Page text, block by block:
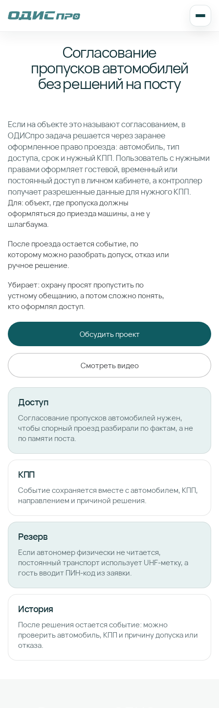
Согласование
пропусков автомобилей
без решений на посту
Если на объекте это называют согласованием, в
ОДИСпро задача решается через заранее
оформленное право проезда: автомобиль, тип
доступа, срок и нужный КПП. Пользователь с нужными
правами оформляет гостевой, временный или
постоянный доступ в личном кабинете, а контроллер
получает разрешенные данные для нужного КПП.
Для: объект, где пропуска должны
оформляться до приезда машины, а не у
шлагбаума.
После проезда остается событие, по
которому можно разобрать допуск, отказ или
ручное решение.
Убирает: охрану просят пропустить по
устному обещанию, а потом сложно понять,
кто оформлял доступ.
Обсудить проект
Смотреть видео
Доступ
Согласование пропусков автомобилей нужен,
чтобы спорный проезд разбирали по фактам, а не
по памяти поста.
КПП
Событие сохраняется вместе с автомобилем, КПП,
направлением и причиной решения.
Резерв
Если автономер физически не читается,
постоянный транспорт использует UHF-метку, а
гость вводит ПИН-код из заявки.
История
После решения остается событие: можно
проверить автомобиль, КПП и причину допуска или
отказа.